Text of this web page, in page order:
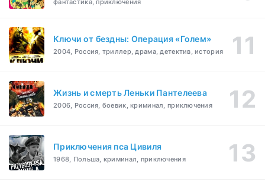
фантастика, приключения
Ключи от бездны: Операция «Голем»
2004, Россия, триллер, драма, детектив, история
Жизнь и смерть Леньки Пантелеева
2006, Россия, боевик, криминал, приключения
Приключения пса Цивиля
1968, Польша, криминал, приключения